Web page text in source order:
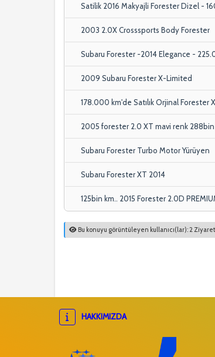
Satilik 2016 Makyajli Forester Dizel -
2003 2.0X Crosssports Body Forester
Subaru Forester -2014 Elegance -
2009 Subaru Forester X-Limited
178.000 km'de Satılık Orjinal Forester
2005 forester 2.0 XT mavi renk 288bin
Subaru Forester Turbo Motor Yürüyen
Subaru Forester XT 2014
125bin km.. 2015 Forester 2.0D
Bu konuyu görüntüleyen kullanıcı(lar): 2
HAKKIMIZDA